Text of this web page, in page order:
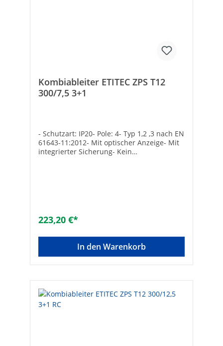
Kombiableiter ETITEC ZPS T12
300/7,5 3+1
- Schutzart: IP20- Pole: 4- Typ 1,2 ,3 nach EN
61643-11:2012- Mit optischer Anzeige- Mit
integrierter Sicherung- Kein
Blitzstoßstrom [L-N] / [N-PE]: 7,5 / 30 kA-
Ableitstrom max.: [L-N] / [N-PE]: 50 / 100 kA
2440593Marke: ETIEAN:
3838895896494Max. Betriebsspannung
(Umax) [V]: 300Grenzableitstrom (8/20) [kA]:
80Blitzstoßstrom (10/350 µs) [kA]:
25Polzahl: 4Montageart:
SammelschieneFernsignalisierung: -
Prüfklasse: Typ 1 und 2Integrierte
223,20 €*
In den Warenkorb